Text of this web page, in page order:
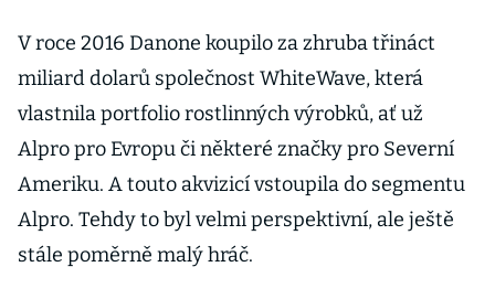
V roce 2016 Danone koupilo za zhruba třináct
miliard dolarů společnost WhiteWave, která
vlastnila portfolio rostlinných výrobků, ať už
Alpro pro Evropu či některé značky pro Severní
Ameriku. A touto akvizicí vstoupila do segmentu
Alpro. Tehdy to byl velmi perspektivní, ale ještě
stále poměrně malý hráč.